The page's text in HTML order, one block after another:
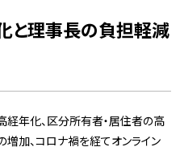
と理事長の負担軽減
年化、区分所有者・居住者の高
加、コロナ禍を経てオンライン